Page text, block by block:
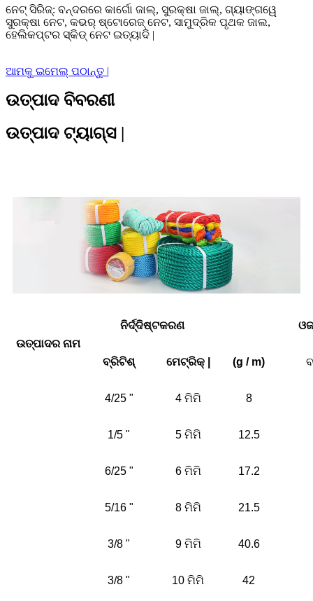
ନେଟ୍ ସିରିଜ୍: ବନ୍ଦରରେ କାର୍ଗୋ ଜାଲ୍, ସୁରକ୍ଷା ଜାଲ୍, ଗ୍ୟାଙ୍ଗୱେ
ସୁରକ୍ଷା ନେଟ, କଭର୍ ଷ୍ଟୋରେଜ୍ ନେଟ, ସାମୁଦ୍ରିକ ପୃଥକ ଜାଲ,
ହେଲିକପ୍ଟର ସ୍କିଡ୍ ନେଟ ଇତ୍ୟାଦି |
ଆମକୁ ଇମେଲ୍ ପଠାନ୍ତୁ |
ଉତ୍ପାଦ ବିବରଣୀ
ଉତ୍ପାଦ ଟ୍ୟାଗ୍ସ |
ଉତ୍ପାଦର ନାମ
ନିର୍ଦ୍ଦିଷ୍ଟକରଣ
ବ୍ରିଟିଶ୍ ମେଟ୍ରିକ୍ | (g / m)
4/25 " 4 ମିମି 8
1/5 " 5 ମିମି 12.5
6/25 " 6 ମିମି 17.2
5/16 " 8 ମିମି 21.5
3/8 " 9 ମିମି 40.6
3/8 " 10 ମିମି 42